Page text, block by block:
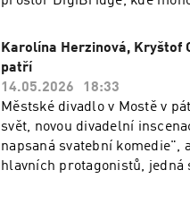
Bridge Academy Junior,
Bridge Academy patří
15:00 – 18:00 na Šibeníku.
Karolína Herzinová, Kryštof
patří
14.05.2026
18:33
Městské divadlo v Mostě v
svět, novou divadelní
napsaná svatební
hlavních protagonistů, jedná